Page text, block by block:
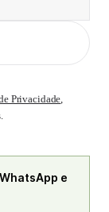
Privacidade,
e